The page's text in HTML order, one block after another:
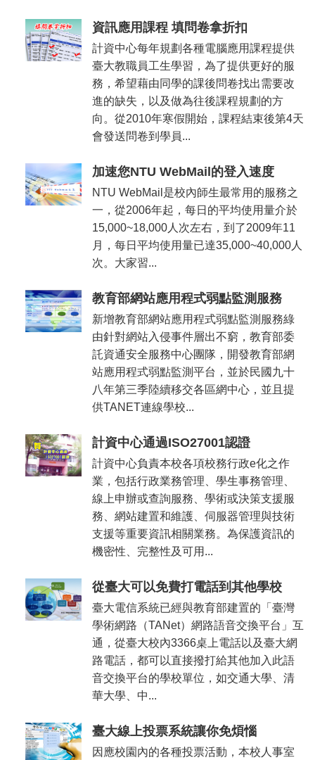
資訊應用課程 填問卷拿折扣
計資中心每年規劃各種電腦應用課程提供
臺大教職員工生學習，為了提供更好的服
務，希望藉由同學的課後問卷找出需要改
進的缺失，以及做為往後課程規劃的方
向。從2010年寒假開始，課程結束後第4天
會發送問卷到學員...
加速您NTU WebMail的登入速度
NTU WebMail是校內師生最常用的服務之
一，從2006年起，每日的平均使用量介於
15,000~18,000人次左右，到了2009年11
月，每日平均使用量已達35,000~40,000人
次。大家習...
教育部網站應用程式弱點監測服務
新增教育部網站應用程式弱點監測服務綠
由針對網站入侵事件層出不窮，教育部委
託資通安全服務中心團隊，開發教育部網
站應用程式弱點監測平台，並於民國九十
八年第三季陸續移交各區網中心，並且提
供TANET連線學校...
計資中心通過ISO27001認證
計資中心負責本校各項校務行政e化之作
業，包括行政業務管理、學生事務管理、
線上申辦或查詢服務、學術或決策支援服
務、網站建置和維護、伺服器管理與技術
支援等重要資訊相關業務。為保護資訊的
機密性、完整性及可用...
從臺大可以免費打電話到其他學校
臺大電信系統已經與教育部建置的「臺灣
學術網路（TANet）網路語音交換平台」互
通，從臺大校內3366桌上電話以及臺大網
路電話，都可以直接撥打給其他加入此語
音交換平台的學校單位，如交通大學、清
華大學、中...
臺大線上投票系統讓你免煩惱
因應校園內的各種投票活動，本校人事室